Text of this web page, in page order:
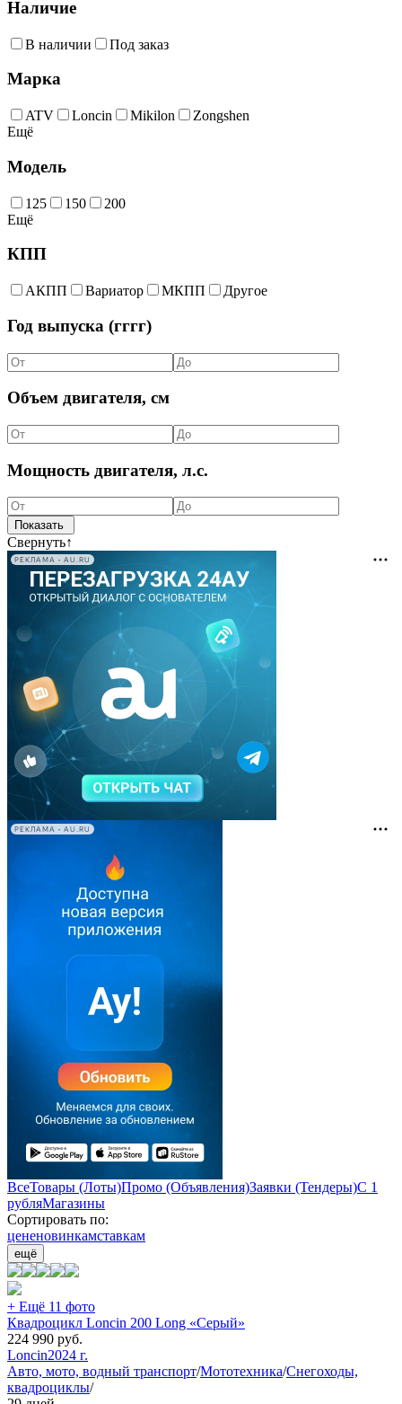
Наличие
В наличии Под заказ
Марка
ATV Loncin Mikilon
Zongshen
Ещё
Модель
125 150
200
Ещё
КПП
АКПП Вариатор МКПП Другое
Год выпуска (гггг)
Объем двигателя, см
Мощность двигателя, л.с.
Свернуть↑
РЕКЛАМА • AU.RU
РЕКЛАМА • AU.RU
ВсеТовары (Лоты)Промо (Объявления)Заявки (Тендеры)С 1
рубляМагазины
Сортировать по:
цененовинкамставкам
ещё
+ Ещё 11 фото
Квадроцикл Loncin 200 Long «Серый»
224 990 руб.
Loncin2024 г.
Авто, мото, водный транспорт/Мототехника/Снегоходы,
квадроциклы/